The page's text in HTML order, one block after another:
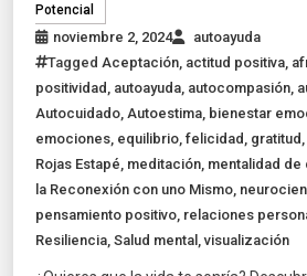
Potencial
noviembre 2, 2024
autoayuda
Tagged Aceptación actitud positiva
positividad autoayuda autocompasión
Autocuidado Autoestima bienestar
emociones equilibrio ,felicidad gratitud
Rojas Estapé meditación mentalidad
la Reconexión con uno Mismo
pensamiento positivo relaciones
Resiliencia ,Salud mental ,visualización